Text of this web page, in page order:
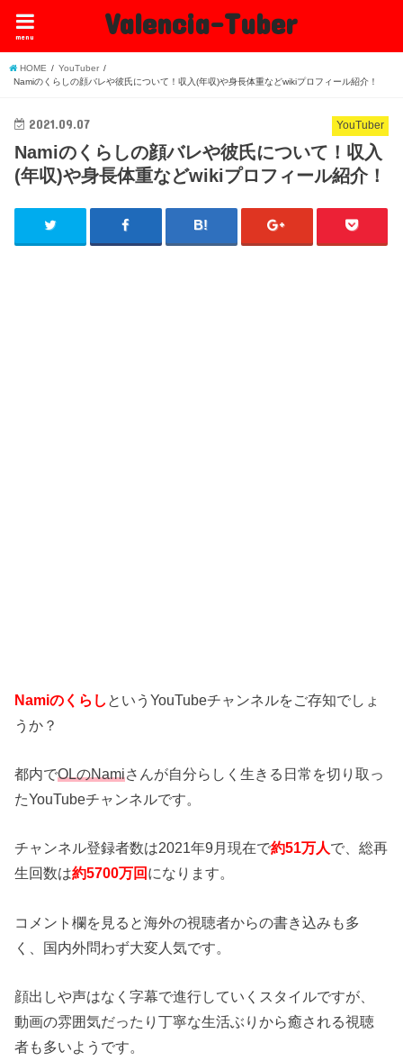
Valencia-Tuber
menu
HOME
YouTuber
Namiのくらしの顔バレや彼氏について！収入(年収)や身長体重などwikiプロフィール紹介！
YouTuber
2021.09.07
Namiのくらしの顔バレや彼氏について！収入
(年収)や身長体重などwikiプロフィール紹介！
Namiのくらし というYouTubeチャンネルをご存知でしょ
うか？
都内でOLのNamiさんが自分らしく生きる日常を切り取っ
たYouTubeチャンネルです。
チャンネル登録者数は2021年9月現在で約51万人で、総再
生回数は約5700万回 になります。
コメント欄を見ると海外の視聴者からの書き込みも多
く、国内外問わず大変人気です。
顔出しや声はなく字幕で進行していくスタイルですが、
動画の雰囲気だったり丁寧な生活ぶりから癒される視聴
者も多いようです。